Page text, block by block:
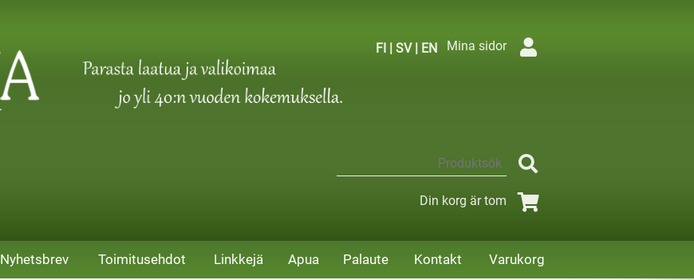
FI | SV| EN Mina sidor
Din korg är tom
Nyhetsbrev Toimitusehdot Linkkejä Apua Palaute Kontakt Varukorg